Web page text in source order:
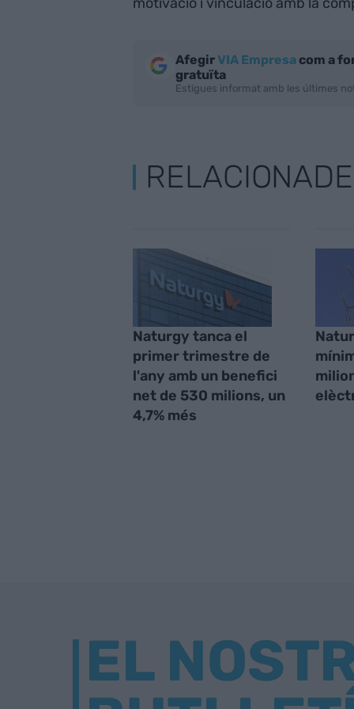
AfegirVIA Empresacom a
gratuïta
Estigues informat amb les últimes
Naturgy tanca el
primer trimestre de
l'any amb un benefici
net de 530 milions, un
4,7% més
EL